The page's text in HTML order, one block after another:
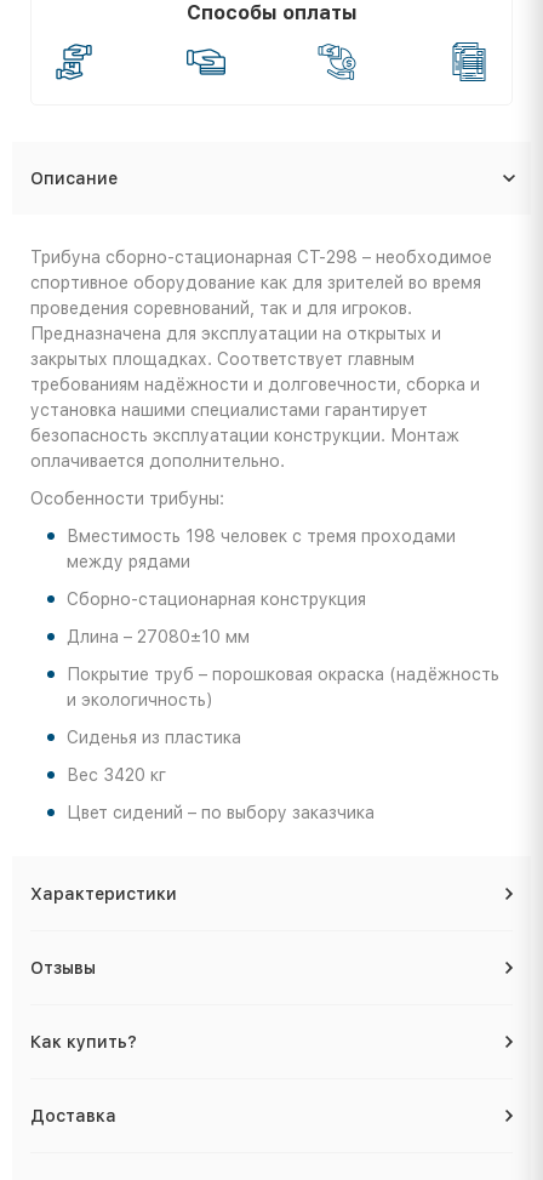
Способы оплаты
Описание
Трибуна сборно-стационарная СТ-298 – необходимое
спортивное оборудование как для зрителей во время
проведения соревнований, так и для игроков.
Предназначена для эксплуатации на открытых и
закрытых площадках. Соответствует главным
требованиям надёжности и долговечности, сборка и
установка нашими специалистами гарантирует
безопасность эксплуатации конструкции. Монтаж
оплачивается дополнительно.
Особенности трибуны:
Вместимость 198 человек с тремя проходами
между рядами
Сборно-стационарная конструкция
Длина – 27080±10 мм
Покрытие труб – порошковая окраска (надёжность
и экологичность)
Сиденья из пластика
Вес 3420 кг
Цвет сидений – по выбору заказчика
Характеристики
Отзывы
Как купить?
Доставка